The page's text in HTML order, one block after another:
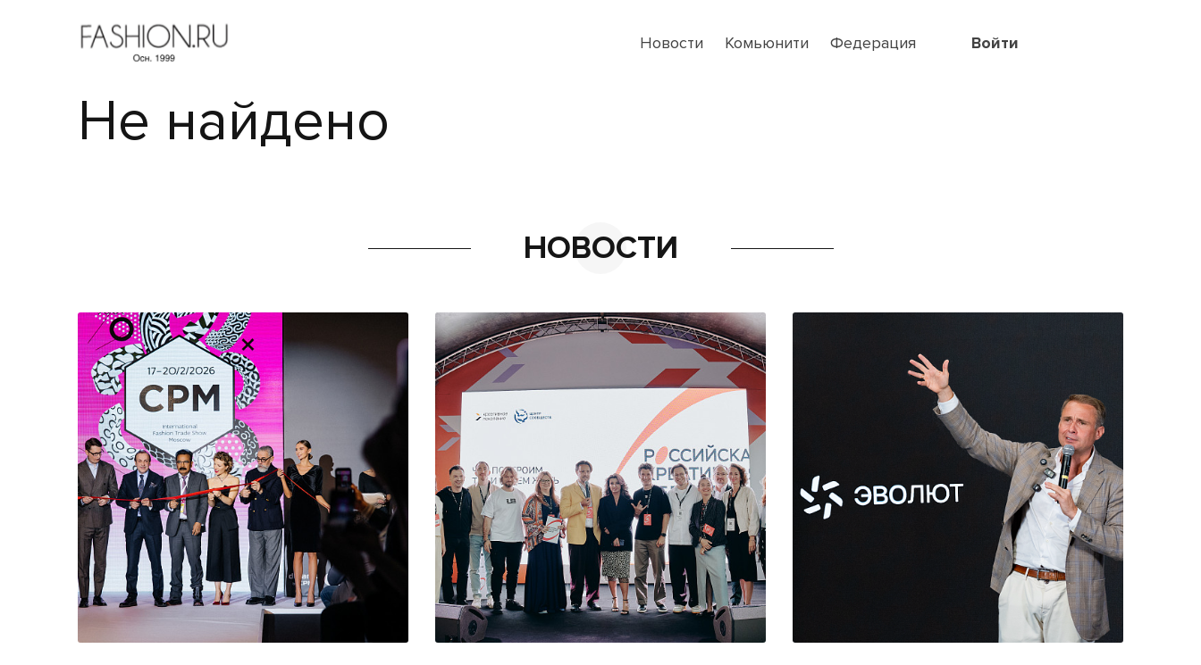
Новости Комьюнити Федерация Войти
Не найдено
НОВОСТИ